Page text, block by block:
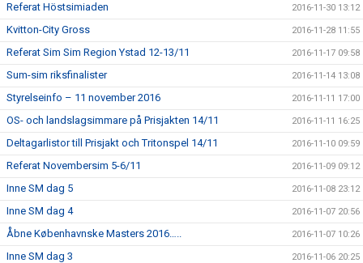
Referat Höstsimiaden 2016-11-30 13:12
Kvitton-City Gross 2016-11-28 11:55
Referat Sim Sim Region Ystad 12-13/11 2016-11-17 09:58
Sum-sim riksfinalister 2016-11-14 13:08
Styrelseinfo – 11 november 2016 2016-11-11 17:00
OS- och landslagsimmare på Prisjakten 14/11 2016-11-11 16:25
Deltagarlistor till Prisjakt och Tritonspel 14/11 2016-11-10 09:59
Referat Novembersim 5-6/11 2016-11-09 09:12
Inne SM dag 5 2016-11-08 23:12
Inne SM dag 4 2016-11-07 20:56
Åbne Københavnske Masters 2016….. 2016-11-07 10:26
Inne SM dag 3 2016-11-06 20:25